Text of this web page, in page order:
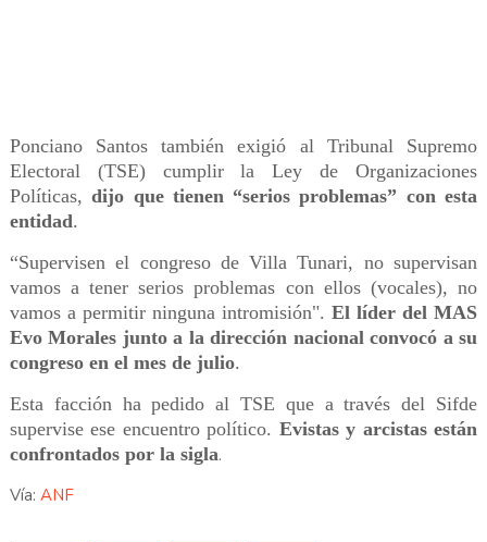
Ponciano Santos también exigió al Tribunal Supremo
Electoral (TSE) cumplir la Ley de Organizaciones
Políticas,dijo que tienen “serios problemas” con esta
entidad.
“Supervisen el congreso de Villa Tunari, no supervisan
vamos a tener serios problemas con ellos (vocales), no
vamos a permitir ninguna intromisión".El líder del MAS
Evo Morales junto a la dirección nacional convocó a su
congreso en el mes de julio.
Esta facción ha pedido al TSE que a través del Sifde
supervise ese encuentro político. Evistas y arcistas están
confrontados por la sigla.
Vía: ANF